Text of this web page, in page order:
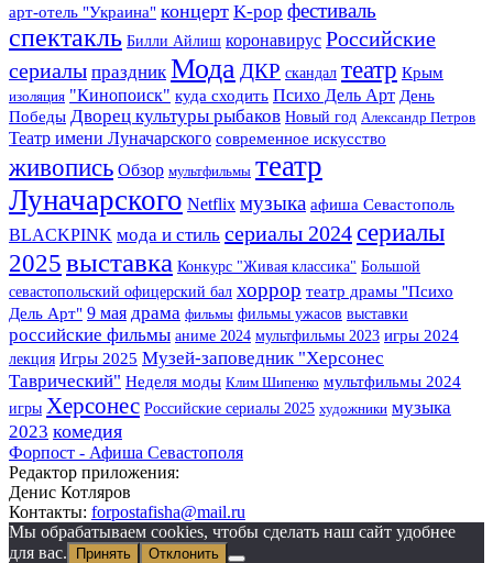
арт-отель "Украина" концерт K-pop фестиваль
спектакль Билли Айлиш коронавирус Российские
сериалы праздник Мода ДКР скандал театр Крым
изоляция "Кинопоиск" куда сходить Психо Дель Арт День
Победы Дворец культуры рыбаков Новый год Александр Петров
Театр имени Луначарского современное искусство
живопись Обзор мультфильмы театр
Луначарского Netflix музыка афиша Севастополь
BLACKPINK мода и стиль сериалы 2024сериалы
2025выставка Конкурс "Живая классика" Большой
севастопольский офицерский бал хоррор театр драмы "Психо
Дель Арт" 9 мая драма фильмы фильмы ужасов выставки
российские фильмы аниме 2024 мультфильмы 2023 игры 2024
лекция Игры 2025 Музей-заповедник "Херсонес
Таврический" Неделя моды Клим Шипенко мультфильмы 2024
игры Херсонес Российские сериалы 2025 художники музыка
2023 комедия
Форпост - Афиша Севастополя
Редактор приложения:
Денис Котляров
Контакты: forpostafisha@mail.ru
Мы обрабатываем cookies, чтобы сделать наш сайт удобнее
для вас.
Принять Отклонить